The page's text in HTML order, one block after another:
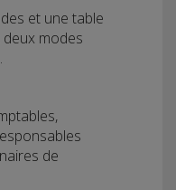
et une table
modes
de